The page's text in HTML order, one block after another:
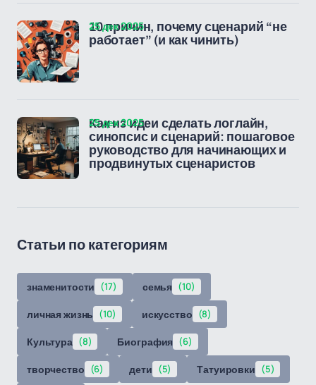
10 причин, почему сценарий “не
работает” (и как чинить)
25 дек 2025
Как из идеи сделать логлайн,
синопсис и сценарий: пошаговое
руководство для начинающих и
продвинутых сценаристов
25 дек 2025
Статьи по категориям
знаменитости (17) семья (10)
личная жизнь (10) искусство (8)
Культура (8) Биография (6)
творчество (6) дети (5) Татуировки (5)